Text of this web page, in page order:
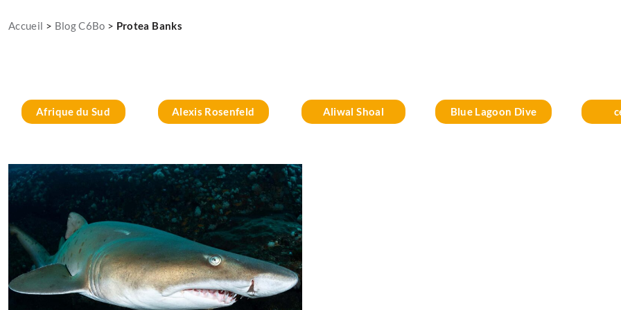
Accueil > Blog C6Bo > Protea Banks
Afrique du Sud Alexis Rosenfeld Aliwal Shoal
Blue Lagoon Dive